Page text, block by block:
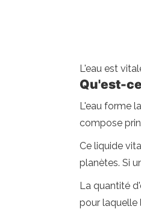
L'eau est
Qu'est-
L'eau forme
compose
Ce liquide
planètes. Si
La quantité
pour laquelle